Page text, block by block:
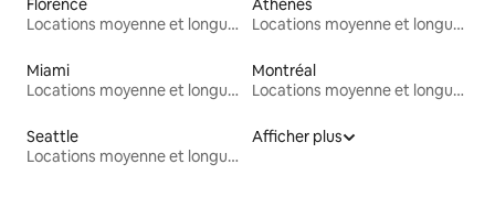
Florence
Locations moyenne et longue durée
Athènes
Locations moyenne et longue durée
Miami
Locations moyenne et longue durée
Montréal
Locations moyenne et longue durée
Seattle
Locations moyenne et longue durée
Afficher plus